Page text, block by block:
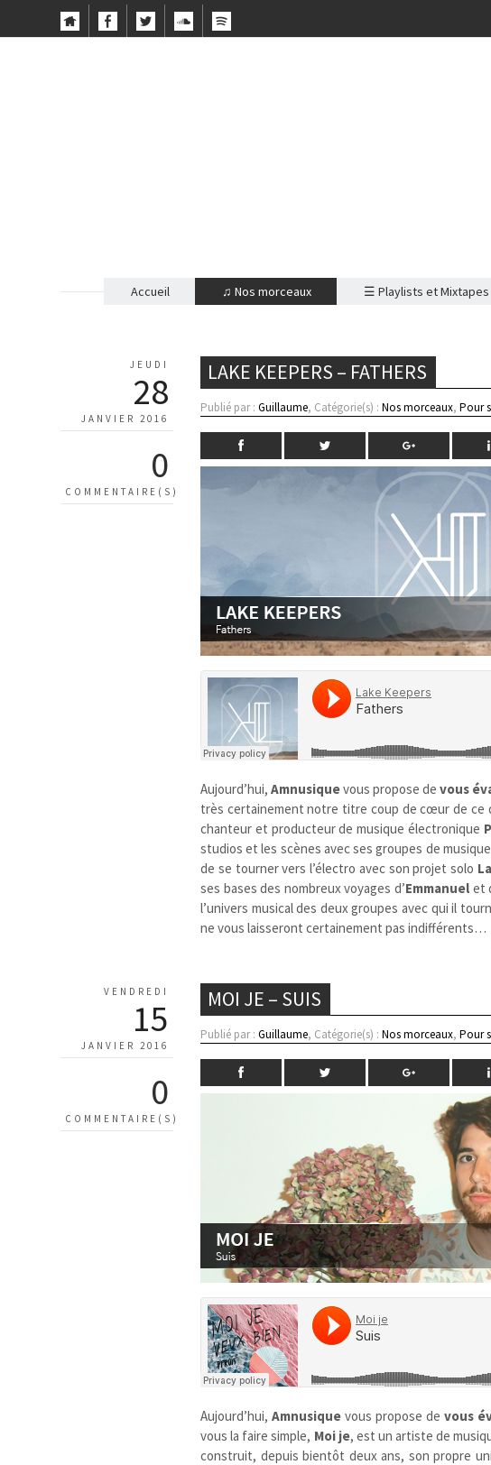
Accueil ♫ Nos morceaux ☰ Playlists et Mixtapes
JEUDI
28
JANVIER 2016
0
COMMENTAIRE(S)
LAKE KEEPERS – FATHERS
Publié par :Guillaume, Catégorie(s) :Nos morceaux,Pour
Aujourd’hui,Amnusiquevous propose devous
très certainement notre titre coup de cœur de ce
chanteur et producteur de musique électronique
studios et les scènes avec ses groupes de
de se tourner vers l’électro avec son projet solo
ses bases des nombreux voyages d’Emmanuel et
l’univers musical des deux groupes avec qui il
ne vous laisseront certainement pas indifférents…
VENDREDI
15
JANVIER 2016
0
COMMENTAIRE(S)
MOI JE – SUIS
Publié par :Guillaume, Catégorie(s) :Nos morceaux,Pour
Aujourd’hui, Amnusiquevous propose de vous
vous la faire simple, Moi je, est un artiste de
construit, depuis bientôt deux ans, son propre